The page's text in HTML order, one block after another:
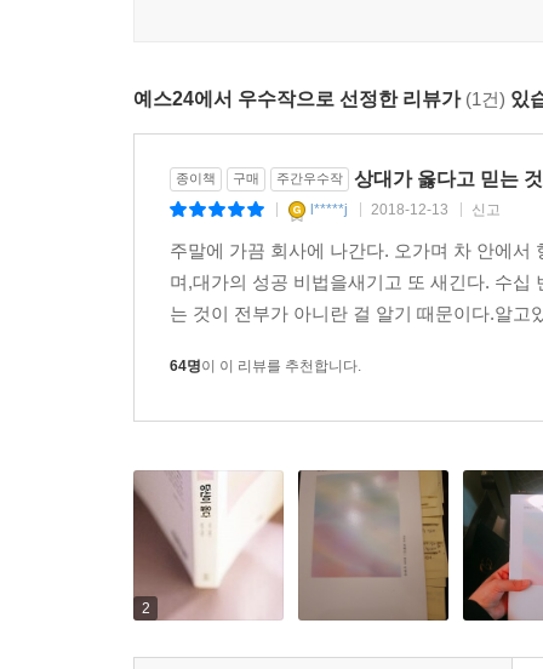
빠르고 정확하게 마음을 움직이는 공감의 과녁
공감의 과녁 1_ 세상사에서 그 자신으로 초점을 맞
공감의 과녁 3_ 감정에 집중하기
공감의 과녁 4_ 억누른 상처를 치유하는 메스이자
공감의 과녁 5_ 마음은 언제나 옳다
공감의 과녁 6_ 감정이 옳다고 행동까지 옳은 것은
소박한 집밥 같은 치유, 적정심리학
실제로 우리는 일상에서 스스로 집밥을 만들어
안 먹어도 아무 문제가 없지만 집밥을 오래 먹
갈등과 그로 인한 불편함이다. 이것을 해결하기
잦은 문제라서 그때마다 전문가를 찾아야 한다
배고픔이 해결되지 않으면 짜증이 많아지거나
예스24에서 우수작으로 선정한 리뷰가 (1건) 있
종이책 구매 주간우수작 상대가 옳다고 믿는
l*****j 2018-12-13 신고
주말에 가끔 회사에 나간다. 오가며 차 안에
며,대가의 성공 비법을새기고 또 새긴다. 수
는 것이 전부가 아니란 걸 알기 때문이다.알
64명이 이 리뷰를 추천합니다.
2